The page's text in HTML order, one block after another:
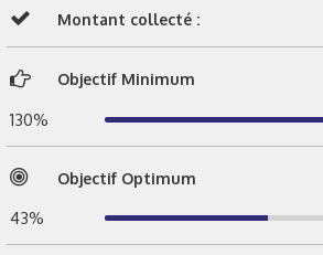
Montant collecté :
Objectif Minimum
130%
Objectif Optimum
43%